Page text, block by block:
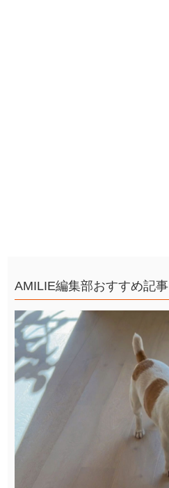
AMILIE編集部おすすめ記事